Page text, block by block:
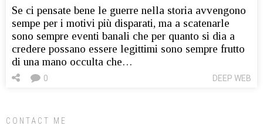
Se ci pensate bene le guerre nella storia avvengono
sempe per i motivi più disparati, ma a scatenarle
sono sempre eventi banali che per quanto si dia a
credere possano essere legittimi sono sempre frutto
di una mano occulta che…
DEEP WEB
0
CONTACT ME